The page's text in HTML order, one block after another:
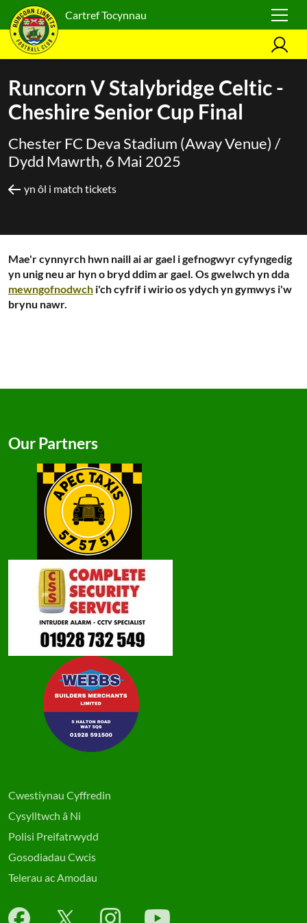
Cartref Tocynnau
Runcorn V Stalybridge Celtic -
Cheshire Senior Cup Final
Chester FC Deva Stadium (Away Venue) /
Dydd Mawrth, 6 Mai 2025
yn ôl i match tickets
Mae'r cynnyrch hwn naill ai ar gael i gefnogwyr cyfyngedig
yn unig neu ar hyn o bryd ddim ar gael. Os gwelwch yn dda
mewngofnodwch i'ch cyfrif i wirio os ydych yn gymwys i'w
brynu nawr.
Cwestiynau Cyffredin
Cysylltwch â Ni
Polisi Preifatrwydd
Gosodiadau Cwcis
Telerau ac Amodau
Our Partners